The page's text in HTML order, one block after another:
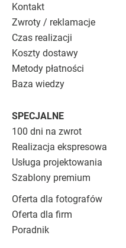
Kontakt
Zwroty / reklamacje
Czas realizacji
Koszty dostawy
Metody płatności
Baza wiedzy
SPECJALNE
100 dni na zwrot
Realizacja ekspresowa
Usługa projektowania
Szablony premium
Oferta dla fotografów
Oferta dla firm
Poradnik